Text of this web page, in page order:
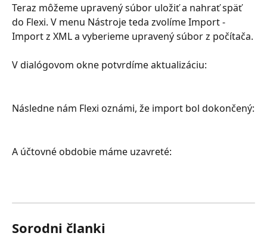
Teraz môžeme upravený súbor uložiť a nahrať späť
do Flexi. V menu Nástroje teda zvolíme Import -
Import z XML a vyberieme upravený súbor z počítača.
V dialógovom okne potvrdíme aktualizáciu:
Následne nám Flexi oznámi, že import bol dokončený:
A účtovné obdobie máme uzavreté:
Sorodni članki